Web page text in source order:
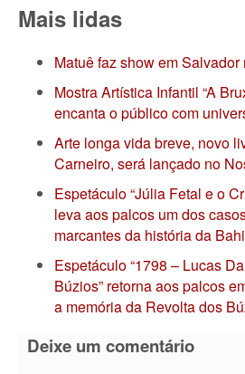
Mais lidas
Matuê faz show em
Mostra Artística Infantil “A
encanta o público com
Arte longa vida breve, novo
Carneiro, será lançado no
Espetáculo “Júlia Fetal e o
leva aos palcos um dos
marcantes da história da
Espetáculo “1798 – Lucas
Búzios” retorna aos palcos
a memória da Revolta dos
Deixe um comentário